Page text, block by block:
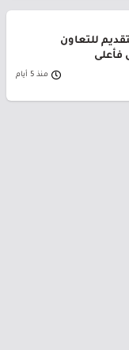
للتعاون
فأعلى
منذ 5 أيام